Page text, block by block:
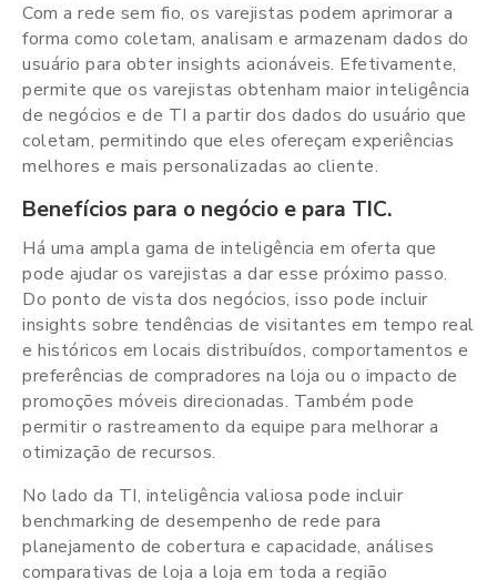
Com a rede sem fio, os varejistas podem aprimorar a
forma como coletam, analisam e armazenam dados do
usuário para obter insights acionáveis. Efetivamente,
permite que os varejistas obtenham maior inteligência
de negócios e de TI a partir dos dados do usuário que
coletam, permitindo que eles ofereçam experiências
melhores e mais personalizadas ao cliente.
Benefícios para o negócio e para TIC.
Há uma ampla gama de inteligência em oferta que
pode ajudar os varejistas a dar esse próximo passo.
Do ponto de vista dos negócios, isso pode incluir
insights sobre tendências de visitantes em tempo real
e históricos em locais distribuídos, comportamentos e
preferências de compradores na loja ou o impacto de
promoções móveis direcionadas. Também pode
permitir o rastreamento da equipe para melhorar a
otimização de recursos.
No lado da TI, inteligência valiosa pode incluir
benchmarking de desempenho de rede para
planejamento de cobertura e capacidade, análises
comparativas de loja a loja em toda a região